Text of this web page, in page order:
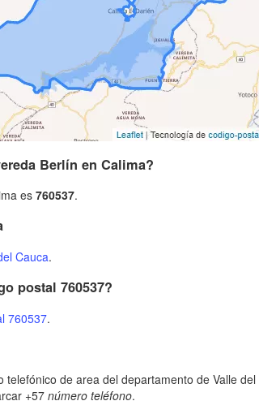
Berlín en Calima?
es 760537.
Cauca.
postal 760537?
760537.
telefónico de area del departamento de Valle
+57 número teléfono.